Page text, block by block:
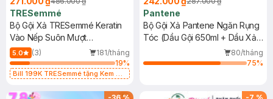
TRESemmé
Bộ Gội Xả TRESemmé Keratin
Vào Nếp Suôn Mượt
640g+620g
5.0 (3)
181/tháng
19%
Bill 199K TRESemmé tặng Kem Ủ
Pantene
Bộ Gội Xả Pantene Ngăn Rụng
Tóc (Dầu Gội 650ml + Dầu Xả
80/tháng
75%